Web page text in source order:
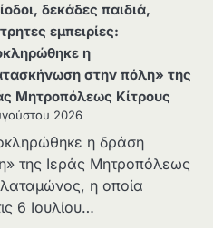
δεκάδες παιδιά,
εμπειρίες:
η
στην πόλη» της
Μητροπόλεως Κίτρους
2026
η δράση
της Ιεράς Μητροπόλεως
η οποία
6 Ιουλίου…